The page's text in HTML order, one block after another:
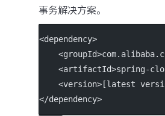
事务解决方案。
<dependency>
    <
groupId
    <
artifactId>spring-
    <
version>[latest
</dependency>